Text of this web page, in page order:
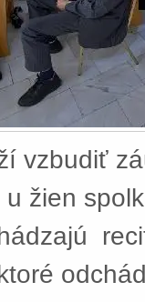
vzbudiť
žien